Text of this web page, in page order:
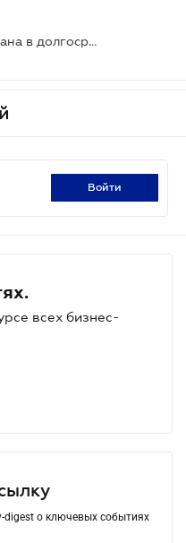
Продажа земли, если она передана в долгосрочную аренду - Министерство юстиции
войти
всех бизнес-
digest о ключевых событиях